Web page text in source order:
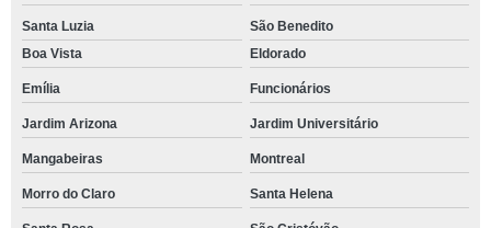
Santa Luzia
São Benedito
Boa Vista
Eldorado
Emília Funcionários
Jardim Arizona Jardim Universitário
Mangabeiras Montreal
Morro do Claro Santa Helena